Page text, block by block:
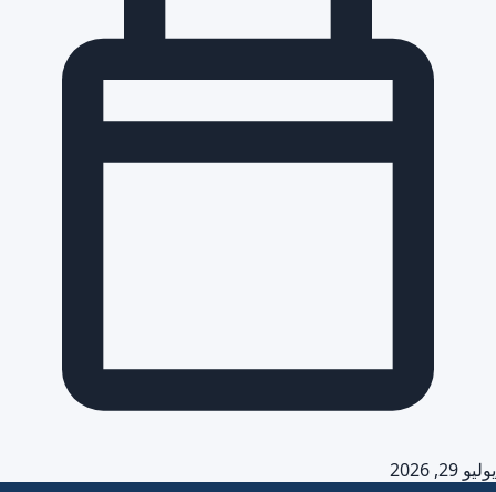
يوليو 29, 2026